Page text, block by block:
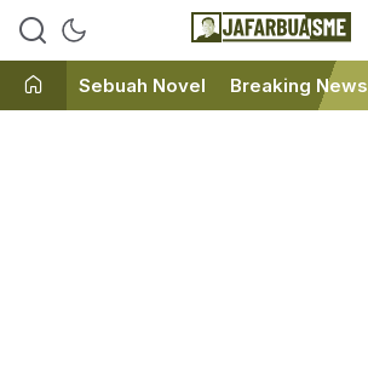
JafarBua
Ini bukan Media Online, Ini
Sebuah Novel Breaking News